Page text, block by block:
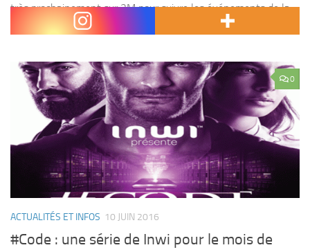
très prochainement sur 2M pour suivre les événements de la
série . Côté série, 2M propose la 2...
0
ACTUALITÉS ET INFOS 10 JUIN 2016
#Code : une série de Inwi pour le mois de